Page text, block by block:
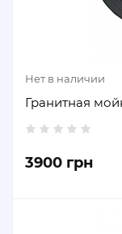
Нет в наличии
Гранитная
3900 грн